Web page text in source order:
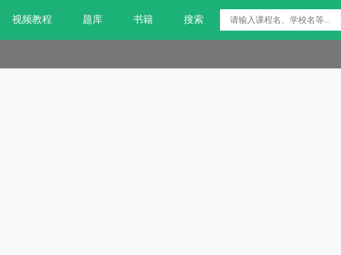
视频教程 题库 书籍 搜索